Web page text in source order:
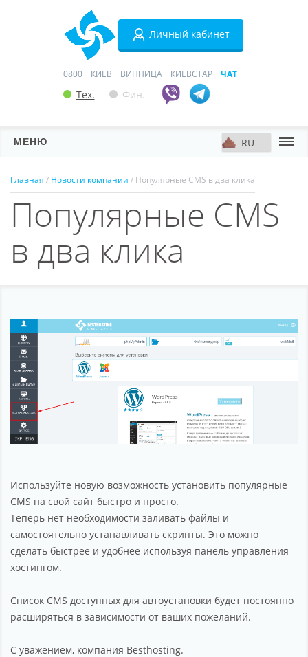
Личный кабинет
0800 КИЕВ ВИННИЦА КИЕВСТАР ЧАТ
Тех. Фин.
МЕНЮ
Домены
VPN
Поддержка
О компании
Главная / Новости компании / Популярные CMS в два клика
Популярные CMS
в два клика
Используйте новую возможность установить популярные
CMS на свой сайт быстро и просто.
Теперь нет необходимости заливать файлы и
самостоятельно устанавливать скрипты. Это можно
сделать быстрее и удобнее используя панель управления
хостингом.
Список CMS доступных для автоустановки будет постоянно
расширяться в зависимости от ваших пожеланий.
С уважением, компания Besthosting.